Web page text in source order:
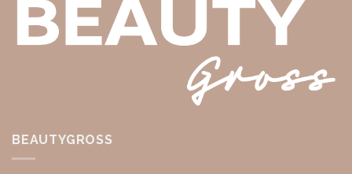
BEAUTYGROSS